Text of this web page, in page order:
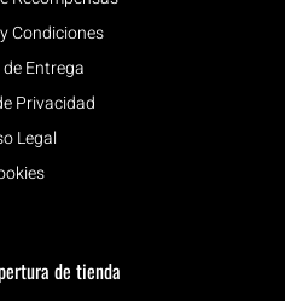
Condiciones
Entrega
Privacidad
Legal
de tienda